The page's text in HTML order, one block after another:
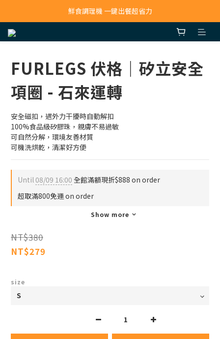
寵物吸毛機 吸毛清淨抗敏一次搞定
鮮食調理機 一鍵出餐超省力
FURLEGS 伏格｜矽立安全
項圈 - 石來運轉
安全磁扣，遇外力干擾時自動解扣
100%食品級矽膠珠，親膚不易過敏
可自然分解，環境友善材質
可機洗烘乾，清潔好方便
Until08/09 16:00 全館滿額現折$888 on order
超取滿800免運 on order
Show more
NT$380
NT$279
size